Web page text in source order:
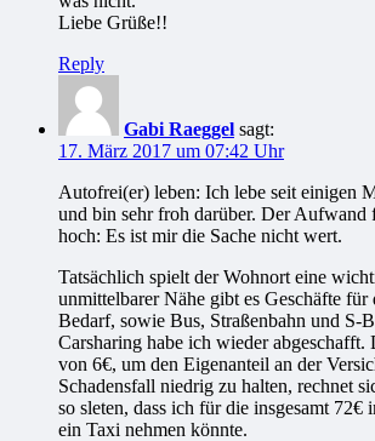
Liebe Grüße!!
Reply
Gabi Raeggel sagt:
17. März 2017 um 07:42 Uhr
Autofrei(er) leben: Ich lebe seit einigen
und bin sehr froh darüber. Der Aufwand
hoch: Es ist mir die Sache nicht wert.
Tatsächlich spielt der Wohnort eine
unmittelbarer Nähe gibt es Geschäfte für
Bedarf, sowie Bus, Straßenbahn und S-
Carsharing habe ich wieder abgeschafft.
von 6€, um den Eigenanteil an der
Schadensfall niedrig zu halten, rechnet
so sleten, dass ich für die insgesamt 72€
ein Taxi nehmen könnte.